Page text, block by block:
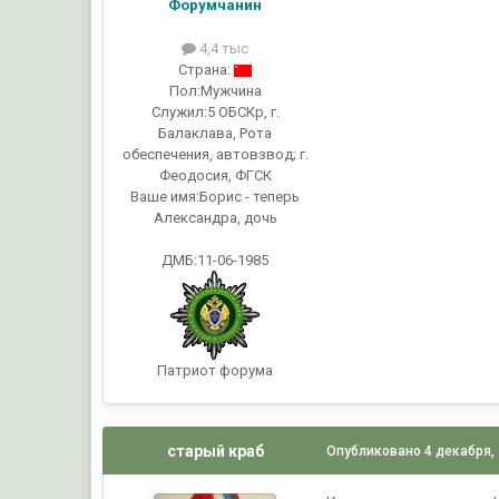
Форумчанин
4,4 тыс
Страна:
Пол:Мужчина
Служил:5 ОБСКр, г.
Балаклава, Рота
обеспечения, автовзвод; г.
Феодосия, ФГСК
Ваше имя:Борис - теперь
Александра, дочь
ДМБ:11-06-1985
Патриот форума
старый краб Опубликовано4 декабря,